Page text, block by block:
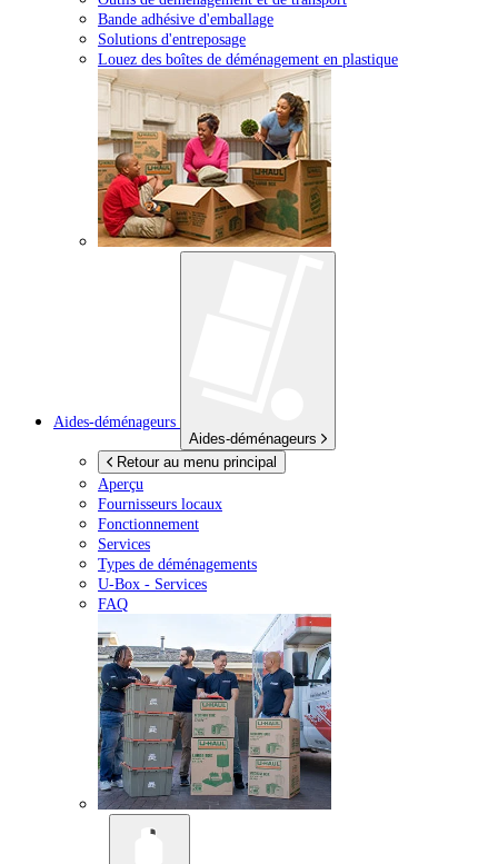
Bande adhésive d'emballage
Solutions d'entreposage
Louez des boîtes de déménagement en plastique
Aides-déménageurs
Aides-déménageurs
Retour au menu principal
Aperçu
Fournisseurs locaux
Fonctionnement
Services
Types de déménagements
U-Box - Services
FAQ